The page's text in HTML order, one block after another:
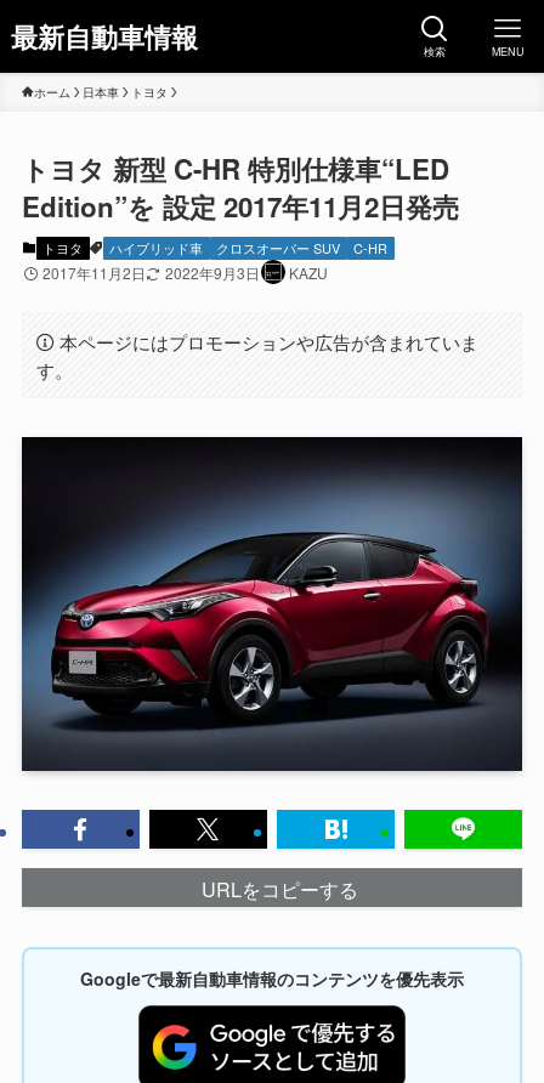
最新自動車情報 検索 MENU
ホーム 日本車 トヨタ
トヨタ 新型 C-HR 特別仕様車“LED
Edition”を 設定 2017年11月2日発売
トヨタ ハイブリッド車 クロスオーバー SUV C-HR
2017年11月2日 2022年9月3日 KAZU
本ページにはプロモーションや広告が含まれていま
す。
URLをコピーする
Googleで最新自動車情報のコンテンツを優先表示